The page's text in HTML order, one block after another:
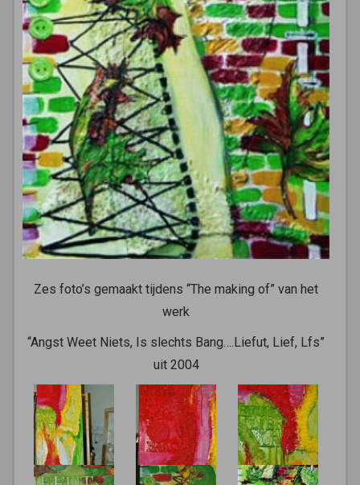
Zes foto’s gemaakt tijdens “The making of” van het
werk
“Angst Weet Niets, Is slechts Bang….Liefut, Lief, Lfs”
uit 2004